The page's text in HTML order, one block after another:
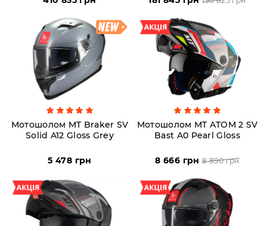
artmoto.info@gmail.com
Режим
роботи:
-
19:00
Сб
10:00
Мотошолом MT Braker SV
Solid A12 Gloss Grey
5 478 грн
Мотошолом MT ATOM 2 SV
Bast A0 Pearl Gloss
8 666 грн 8 890 грн